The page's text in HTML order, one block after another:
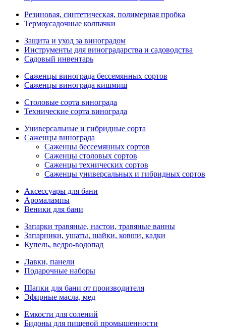
Резиновая, синтетическая, полимерная пробка
Термоусадочные колпачки
Защита и уход за виноградом
Инструменты для виноградарства и садоводства
Садовый инвентарь
Саженцы винограда бессемянных сортов
Саженцы винограда кишмиш
Столовые сорта винограда
Технические сорта винограда
Универсальные и гибридные сорта
Саженцы винограда
Саженцы бессемянных сортов
Саженцы столовых сортов
Саженцы технических сортов
Саженцы универсальных и гибридных сортов
Аксессуары для бани
Аромалампы
Веники для бани
Запарки травяные, настои, травяные ванны
Запарники, ушаты, шайки, ковши, кадки
Купель, ведро-водопад
Лавки, панели
Подарочные наборы
Шапки для бани от производителя
Эфирные масла, мед
Емкости для солений
Бидоны для пищевой промышенности